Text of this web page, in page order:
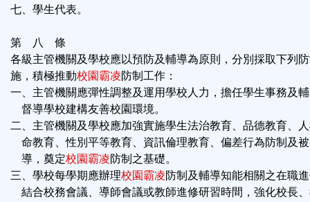
七、學生代表。
第 八 條
各級主管機關及學校應以預防及輔導為原則，分別採取下列
施，積極推動校園霸凌防制工作：
一、主管機關應彈性調整及運用學校人力，擔任學生事務及
督導學校建構友善校園環境。
二、主管機關及學校應加強實施學生法治教育、品德教育、
命教育、性別平等教育、資訊倫理教育、偏差行為防制及
導，奠定校園霸凌防制之基礎。
三、學校每學期應辦理校園霸凌防制及輔導知能相關之在職
結合校務會議、導師會議或教師進修研習時間，強化校長